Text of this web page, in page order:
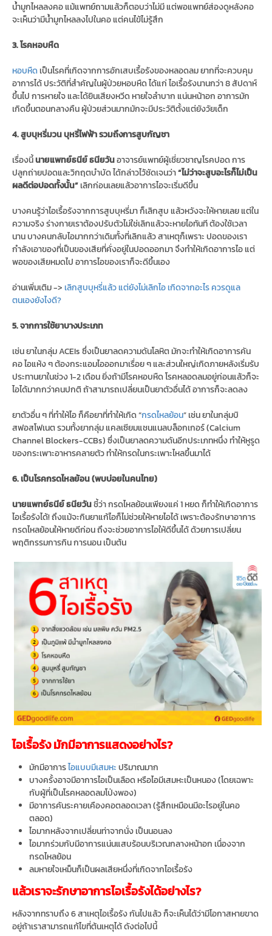
น้ำมูกไหลลงคอ แม้แพทย์ถามแล้วก็ตอบว่าไม่มี แต่พอแพทย์ส่องดูหลังคอ
จะเห็นว่ามีน้ำมูกไหลลงไปในคอ แต่คนไข้ไม่รู้สึก
3. โรคหอบหืด
หอบหืด เป็นโรคที่เกิดจากการอักเสบเรื้อรังของหลอดลม ยากที่จะควบคุม
อาการได้ ประวัติที่สำคัญในผู้ป่วยหอบหืด ได้แก่ ไอเรื้อรังนานกว่า 8 สัปดาห์
ขึ้นไป การหายใจ และได้ยินเสียงหวีด หายใจลำบาก แน่นหน้าอก อาการมัก
เกิดขึ้นตอนกลางคืน ผู้ป่วยส่วนมากมักจะมีประวัติตั้งแต่ยังวัยเด็ก
4. สูบบุหรี่มวน บุหรี่ไฟฟ้า รวมถึงการสูบกัญชา
เรื่องนี้นายแพทย์ธนีย์ ธนียวันอาจารย์แพทย์ผู้เชี่ยวชาญโรคปอด การ
ปลูกถ่ายปอดและวิกฤตบำบัด ได้กล่าวไว้ชัดเจนว่า“ไม่ว่าจะสูบอะไรก็ไม่เป็น
ผลดีต่อปอดทั้งนั้น” เลิกก่อนเลยแล้วอาการไอจะเริ่มดีขึ้น
บางคนรู้ว่าไอเรื้อรังจากการสูบบุหรี่มา ก็เลิกสูบ แล้วหวังจะให้หายเลย แต่ใน
ความจริง ร่างกายเราต้องปรับตัวไม่ใช่เลิกแล้วจะหายไอทันที ต้องใช้เวลา
นาน บางคนกลับไอมากกว่าเดิมทั้งที่เลิกแล้ว สาเหตุก็เพราะ ปอดของเรา
กำลังเอาของที่เป็นของเสียที่คั่งอยู่ในปอดออกมา จึงทำให้เกิดอาการไอ แต่
พอของเสียหมดไป อาการไอของเราก็จะดีขึ้นเอง
อ่านเพิ่มเติม -> เลิกสูบบุหรี่แล้ว แต่ยังไม่เลิกไอ เกิดจากอะไร ควรดูแล
ตนเองยังไงดี?
5. จากการใช้ยาบางประเภท
เช่น ยาในกลุ่ม ACEIs ซึ่งเป็นยาลดความดันโลหิต มักจะทำให้เกิดอาการคัน
คอ ไอแห้ง ๆ ต้องกระแอมไอออกมาเรื่อย ๆ และส่วนใหญ่เกิดภายหลังเริ่มรับ
ประทานยาในช่วง 1-2 เดือน ยิ่งถ้ามีโรคหอบหืด โรคหลอดลมอยู่ก่อนแล้วก็จะ
ไอได้มากกว่าคนปกติ ถ้าสามารถเปลี่ยนเป็นยาตัวอื่นได้ อาการก็จะลดลง
ยาตัวอื่น ๆ ที่ทำให้ไอ ก็คือยาที่ทำให้เกิด “กรดไหลย้อน” เช่น ยาในกลุ่มบิ
สฟอสโฟเนต รวมทั้งยากลุ่ม แคลเซียมแชนแนลบล็อกเกอร์ (Calcium
Channel Blockers-CCBs) ซึ่งเป็นยาลดความดันอีกประเภทหนึ่ง ทำให้หูรูด
ของกระเพาะอาหารคลายตัว ทำให้กรดในกระเพาะไหลขึ้นมาได้
6. เป็นโรคกรดไหลย้อน (พบบ่อยในคนไทย)
นายแพทย์ธนีย์ ธนียวันชี้ว่า กรดไหลย้อนเพียงแค่ 1 หยด ก็ทำให้เกิดอาการ
ไอเรื้อรังได้! ถึงแม้จะกินยาแก้ไอก็ไม่ช่วยให้หายไอได้ เพราะต้องรักษาอาการ
กรดไหลย้อนให้หายดีก่อน ถึงจะช่วยอาการไอให้ดีขึ้นได้ ด้วยการเปลี่ยน
พฤติกรรมการกิน การนอน เป็นต้น
ไอเรื้อรัง มักมีอาการแสดงอย่างไร?
มักมีอาการไอแบบมีเสมหะ ปริมาณมาก
บางครั้งอาจมีอาการไอเป็นเลือด หรือไอมีเสมหะเป็นหนอง (โดยเฉพาะ
กับผู้ที่เป็นโรคหลอดลมโป่งพอง)
มีอาการคันระคายเคืองคอตลอดเวลา (รู้สึกเหมือนมีอะไรอยู่ในคอ
ตลอด)
ไอมากหลังจากเปลี่ยนท่าจากนั่ง เป็นนอนลง
ไอมากร่วมกับมีอาการแน่นแสบร้อนบริเวณกลางหน้าอก เนื่องจาก
กรดไหลย้อน
ลมหายใจเหม็นก็เป็นผลเสียหนึ่งที่เกิดจากไอเรื้อรัง
แล้วเราจะรักษาอาการไอเรื้อรังได้อย่างไร?
หลังจากทราบถึง 6 สาเหตุไอเรื้อรัง กันไปแล้ว ก็จะเห็นได้ว่ามีโอกาสหายขาด
อยู่ถ้าเราสามารถแก้ไขที่ต้นเหตุได้ ดังต่อไปนี้